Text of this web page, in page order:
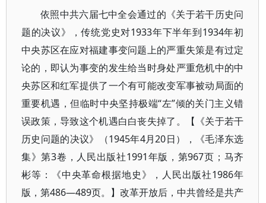
依照中共六届七中全会通过的《关于若干历史问
题的决议》，传统党史对1933年下半年到1934年初
中央苏区在应对福建事变问题上的严重失策是有过定
论的，即认为事变的发生给当时身处严重危机中的中
央苏区和红军提供了一个有可能改变军事被动局面的
重要机遇，但临时中央坚持极端“左”倾的关门主义错
误政策，导致这个机遇白白丧失掉了。【《关于若干
历史问题的决议》（1945年4月20日），《毛泽东选
集》第3卷，人民出版社1991年版，第967页；马齐
彬等：《中央革命根据地史》，人民出版社1986年
版，第486—489页。】改革开放后，中共曾经是共产